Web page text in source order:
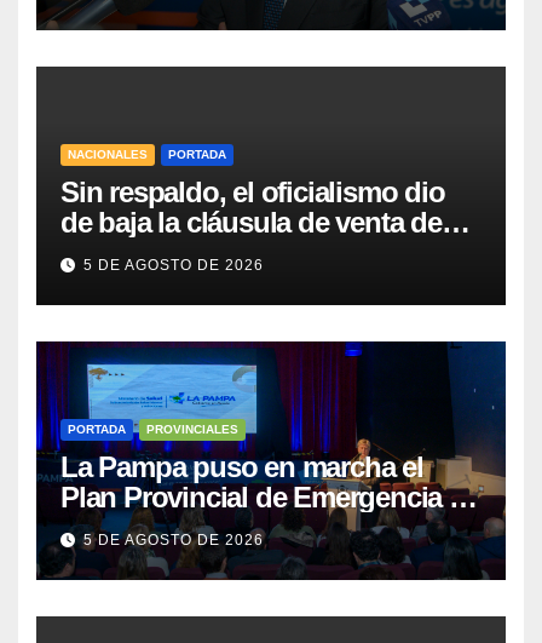
NACIONALES PORTADA
Sin respaldo, el oficialismo dio
de baja la cláusula de venta de
tierras a extranjeros para salvar la
sesión
5 DE AGOSTO DE 2026
PORTADA PROVINCIALES
La Pampa puso en marcha el
Plan Provincial de Emergencia en
Salud Mental
5 DE AGOSTO DE 2026